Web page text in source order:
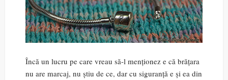
Încă un lucru pe care vreau să-l menționez e că brățara
nu are marcaj, nu știu de ce, dar cu siguranță e și ea din